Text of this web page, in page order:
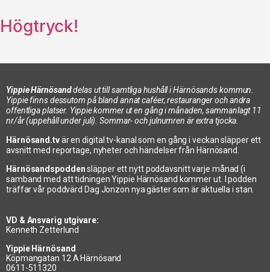
Högtryck!
Yippie Härnösanddelas ut till samtliga hushåll i Härnösands kommun.
Yippie finns dessutom på bland annat caféer, restauranger och andra
offentliga platser. Yippie kommer ut en gång i månaden, sammanlagt 11
nr/år (uppehåll under juli). Sommar- och julnumren är extra tjocka.
Härnösand.tvär en digital tv-kanal som en gång i veckan släpper ett
avsnitt med reportage, nyheter och händelser från Härnösand.
Härnösandspoddensläpper ett nytt poddavsnitt varje månad (i
samband med att tidningen Yippie Härnösand kommer ut. I podden
träffar vår poddvärd Dag Jonzon nya gäster som är aktuella i stan.
VD & Ansvarig utgivare:
Kenneth Zetterlund
Yippie Härnösand
Köpmangatan 12 A Härnösand
0611-511320